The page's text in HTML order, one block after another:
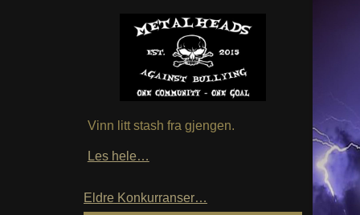
Vinn litt stash fra gjengen.
Les hele…
Eldre Konkurranser…